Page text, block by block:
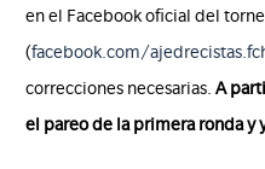
en el Facebook oficial del
(facebook.com/
correcciones necesarias.A
el pareo de la primera ronda y